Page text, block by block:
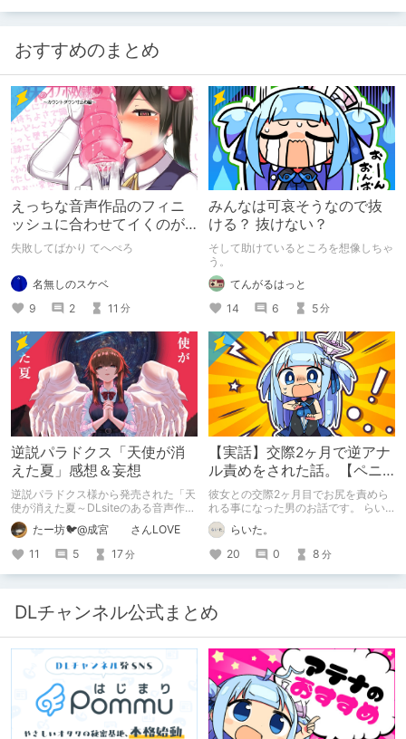
おすすめのまとめ
えっちな音声作品のフィニ
ッシュに合わせてイくのが
下手すぎる【失敗した話】
失敗してばかり てへぺろ
名無しのスケベ
9
2 11 分
みんなは可哀そうなので抜
ける？ 抜けない？
そして助けているところを想像しちゃ
う。
てんがるはっと
14
6 5分
逆説パラドクス「天使が消
えた夏」感想＆妄想
逆説パラドクス様から発売された「天
使が消えた夏～DLsiteのある音声作品
について～」の感想です。 妄想も多
いです。たー坊🐦@成宮 さんLOVE
11
5 17分
【実話】交際2ヶ月で逆アナ
ル責めをされた話。【ペニ
バン】
彼女との交際2ヶ月目でお尻を責めら
れる事になった男のお話です。 らい
た。のエチエチ体験談#2【逆アナ
ル】 らいた。
20
0 8 分
DLチャンネル公式まとめ